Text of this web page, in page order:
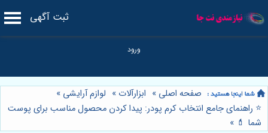
ثبت آگهی
صفحه اصلی » ابزارآلات » لوازم آرایشی »
⭐️ راهنمای جامع انتخاب کرم پودر: پیدا کردن محصول مناسب برای پوست
شما 💄 »